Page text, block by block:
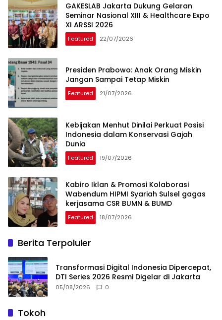
GAKESLAB Jakarta Dukung Gelaran
Seminar Nasional XIII & Healthcare Expo
XI ARSSI 2026
Featured 22/07/2026
Presiden Prabowo: Anak Orang Miskin
Jangan Sampai Tetap Miskin
Featured 21/07/2026
Kebijakan Menhut Dinilai Perkuat Posisi
Indonesia dalam Konservasi Gajah
Dunia
Featured 19/07/2026
Kabiro Iklan & Promosi Kolaborasi
Wabendum HIPMI Syariah Sulsel gagas
kerjasama CSR BUMN & BUMD
Featured 18/07/2026
Berita Terpoluler
Transformasi Digital Indonesia Dipercepat,
DTI Series 2026 Resmi Digelar di Jakarta
05/08/2026 0
Tokoh